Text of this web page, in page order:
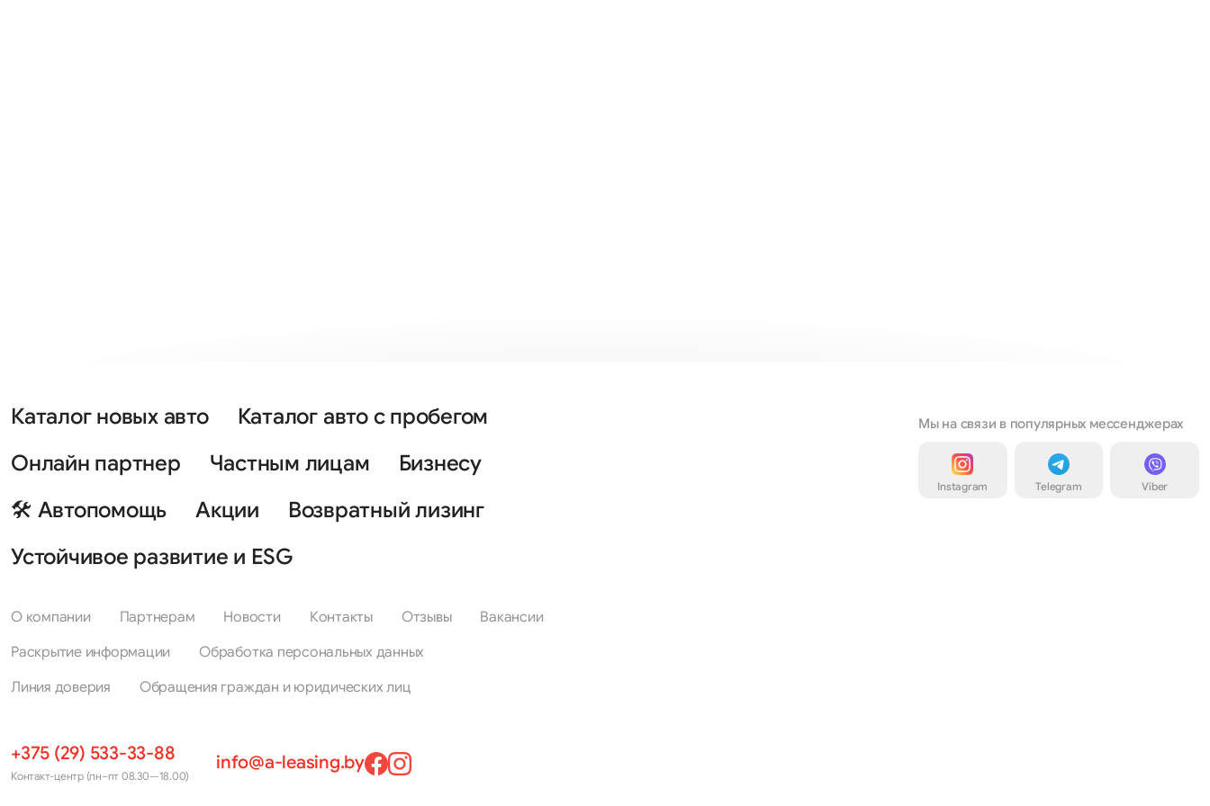
Каталог новых авто
Каталог авто с пробегом
Онлайн партнер
Частным лицам
Бизнесу
🛠 Автопомощь
Акции
Возвратный лизинг
Устойчивое развитие и ESG
О компании Партнерам Новости Контакты Отзывы
Вакансии
Раскрытие информации
Обработка персональных данных
Линия доверия
Обращения граждан и юридических лиц
+375 (29) 533-33-88
Контакт-центр (пн–пт 08.30—18.00)
info@a-leasing.by
Мы на связи в популярных мессенджерах
Instagram Telegram Viber